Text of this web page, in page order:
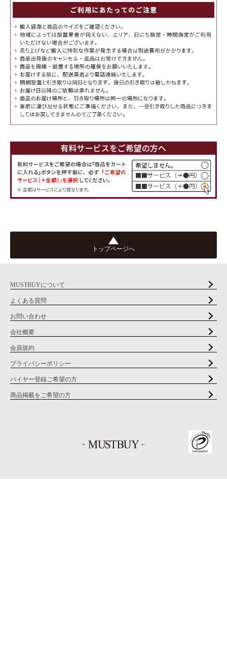
トップページへ
MUSTBUYについて
よくある質問
お問い合わせ
会社概要
会員規約
プライバシーポリシー
バイヤー登録ご希望の方
商品掲載をご希望の方